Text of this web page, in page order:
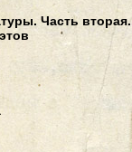
Часть вторая.